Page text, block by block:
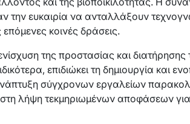
την ευκαιρία να ανταλλάξουν
κοινές δράσεις.
της προστασίας και διατήρησης
επιδιώκει τη δημιουργία και
σύγχρονων εργαλείων
λήψη τεκμηριωμένων αποφάσεων για